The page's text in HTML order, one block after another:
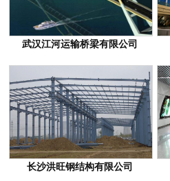
武汉江河运输桥梁有限公司
长沙洪旺钢结构有限公司